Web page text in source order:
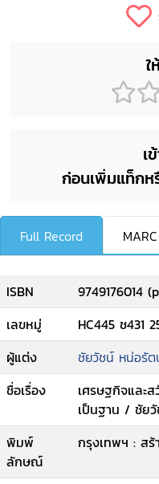
ใ
เ
ก่อนเพิ่มแท็กห
Full Record MARC
ISBN
9749176014
เลขหมู่
HC445 ช431
ผู้แต่ง
ชัยวัชน์ หน่อรั
ชื่อเรื่อง
เศรษฐกิจและ
เป็นฐาน / ชัย
พิมพ์
ลักษณ์
กรุงเทพฯ : สร้